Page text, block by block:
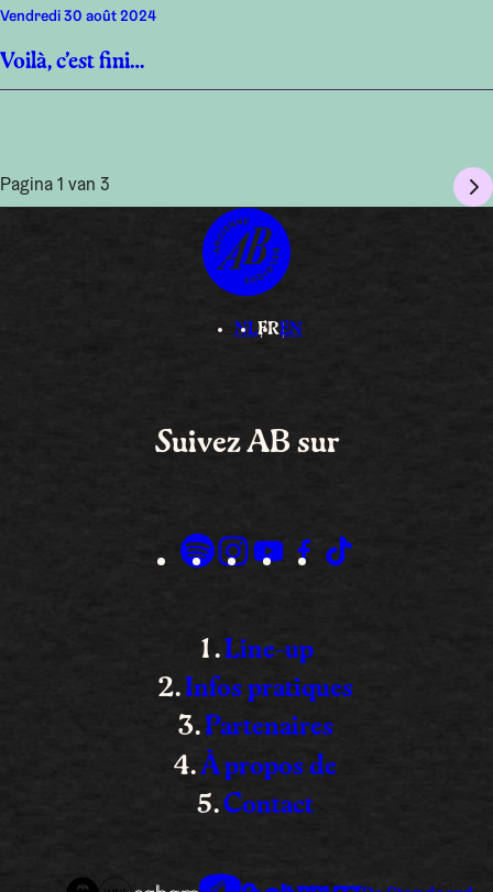
vendredi 30 août 2024
Voilà, c’est fini…
Pagina 1 van 3
NLFREN
Suivez AB sur
Line-up
Infos pratiques
Partenaires
À propos de
Contact